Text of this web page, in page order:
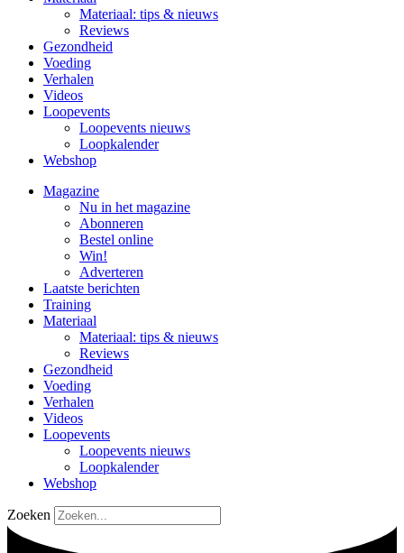
Materiaal: tips & nieuws
Reviews
Gezondheid
Voeding
Verhalen
Videos
Loopevents
Loopevents nieuws
Loopkalender
Webshop
Magazine
Nu in het magazine
Abonneren
Bestel online
Win!
Adverteren
Laatste berichten
Training
Materiaal
Materiaal: tips & nieuws
Reviews
Gezondheid
Voeding
Verhalen
Videos
Loopevents
Loopevents nieuws
Loopkalender
Webshop
Zoeken